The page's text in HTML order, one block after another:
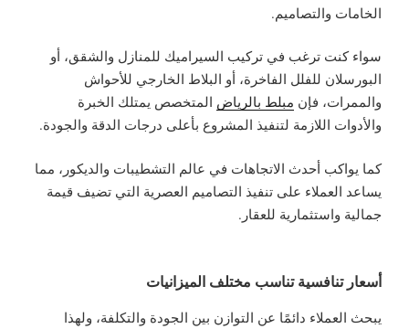
الخامات والتصاميم.
سواء كنت ترغب في تركيب السيراميك للمنازل والشقق، أو
البورسلان للفلل الفاخرة، أو البلاط الخارجي للأحواش
والممرات، فإن مبلط بالرياض المتخصص يمتلك الخبرة
والأدوات اللازمة لتنفيذ المشروع بأعلى درجات الدقة والجودة.
كما يواكب أحدث الاتجاهات في عالم التشطيبات والديكور، مما
يساعد العملاء على تنفيذ التصاميم العصرية التي تضيف قيمة
جمالية واستثمارية للعقار.
أسعار تنافسية تناسب مختلف الميزانيات
يبحث العملاء دائمًا عن التوازن بين الجودة والتكلفة، ولهذا